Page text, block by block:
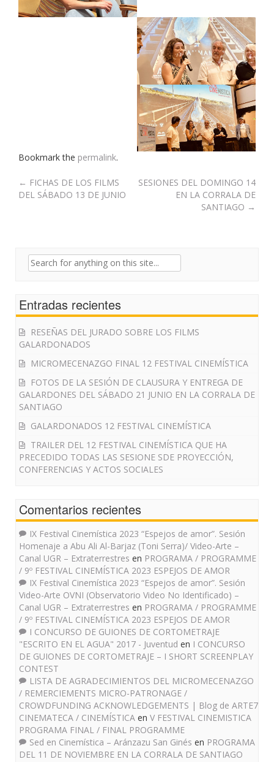
Bookmark the permalink.
Post
← FICHAS DE LOS FILMS
DEL SÁBADO 13 DE JUNIO
SESIONES DEL DOMINGO 14
EN LA CORRALA DE
SANTIAGO →
Search
Entradas recientes
RESEÑAS DEL JURADO SOBRE LOS FILMS
GALARDONADOS
MICROMECENAZGO FINAL 12 FESTIVAL CINEMÍSTICA
FOTOS DE LA SESIÓN DE CLAUSURA Y ENTREGA DE
GALARDONES DEL SÁBADO 21 JUNIO EN LA CORRALA DE
SANTIAGO
GALARDONADOS 12 FESTIVAL CINEMÍSTICA
TRAILER DEL 12 FESTIVAL CINEMÍSTICA QUE HA
PRECEDIDO TODAS LAS SESIONE SDE PROYECCIÓN,
CONFERENCIAS Y ACTOS SOCIALES
Comentarios recientes
IX Festival Cinemística 2023 “Espejos de amor”. Sesión
Homenaje a Abu Ali Al-Barjaz (Toni Serra)/ Video-Arte –
Canal UGR – Extraterrestres en PROGRAMA / PROGRAMME
/ 9º FESTIVAL CINEMÍSTICA 2023 ESPEJOS DE AMOR
IX Festival Cinemística 2023 “Espejos de amor”. Sesión
Video-Arte OVNI (Observatorio Video No Identificado) –
Canal UGR – Extraterrestres en PROGRAMA / PROGRAMME
/ 9º FESTIVAL CINEMÍSTICA 2023 ESPEJOS DE AMOR
I CONCURSO DE GUIONES DE CORTOMETRAJE
"ESCRITO EN EL AGUA" 2017 - Juventud en I CONCURSO
DE GUIONES DE CORTOMETRAJE – I SHORT SCREENPLAY
CONTEST
LISTA DE AGRADECIMIENTOS DEL MICROMECENAZGO
/ REMERCIEMENTS MICRO-PATRONAGE /
CROWDFUNDING ACKNOWLEDGEMENTS | Blog de ARTE7
CINEMATECA / CINEMÍSTICA en V FESTIVAL CINEMISTICA
PROGRAMA FINAL / FINAL PROGRAMME
Sed en Cinemística – Aránzazu San Ginés en PROGRAMA
DEL 11 DE NOVIEMBRE EN LA CORRALA DE SANTIAGO